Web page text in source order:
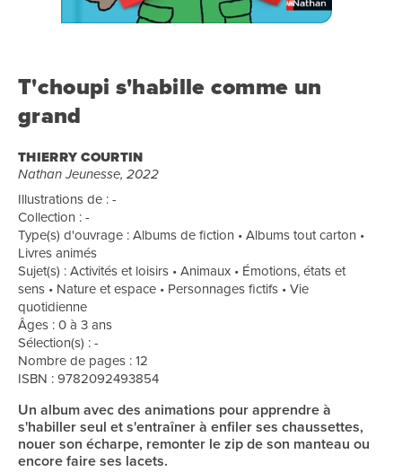
T'choupi s'habille comme un
grand
THIERRY COURTIN
Nathan Jeunesse, 2022
Illustrations de : -
Collection : -
Type(s) d'ouvrage : Albums de fiction • Albums tout carton •
Livres animés
Sujet(s) : Activités et loisirs • Animaux • Émotions, états et
sens • Nature et espace • Personnages fictifs • Vie
quotidienne
Âges : 0 à 3 ans
Sélection(s) : -
Nombre de pages : 12
ISBN : 9782092493854
Un album avec des animations pour apprendre à
s'habiller seul et s'entraîner à enfiler ses chaussettes,
nouer son écharpe, remonter le zip de son manteau ou
encore faire ses lacets.